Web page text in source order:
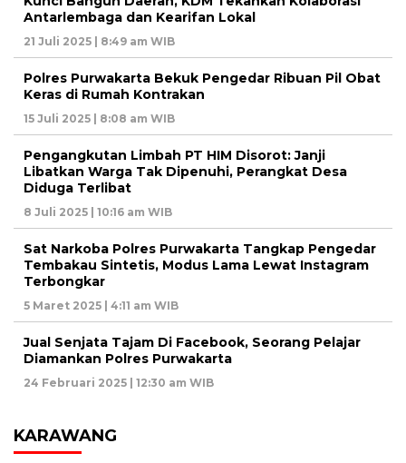
Antarlembaga dan Kearifan Lokal
21 Juli 2025 | 8:49 am WIB
Polres Purwakarta Bekuk Pengedar Ribuan Pil Obat
Keras di Rumah Kontrakan
15 Juli 2025 | 8:08 am WIB
Pengangkutan Limbah PT HIM Disorot: Janji
Libatkan Warga Tak Dipenuhi, Perangkat Desa
Diduga Terlibat
8 Juli 2025 | 10:16 am WIB
Sat Narkoba Polres Purwakarta Tangkap Pengedar
Tembakau Sintetis, Modus Lama Lewat Instagram
Terbongkar
5 Maret 2025 | 4:11 am WIB
Jual Senjata Tajam Di Facebook, Seorang Pelajar
Diamankan Polres Purwakarta
24 Februari 2025 | 12:30 am WIB
KARAWANG